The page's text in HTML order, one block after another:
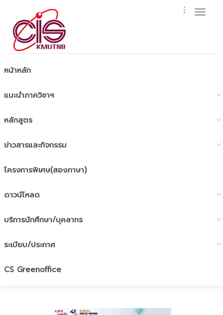
หน้าหลัก
แนะนำภาควิชาฯ
หลักสูตร
ข่าวสารและกิจกรรม
โครงการพิเศษ(สองภาษา)
ดาวน์โหลด
บริการนักศึกษา/บุคลากร
ระเบียบ/ประกาศ
CS Greenoffice